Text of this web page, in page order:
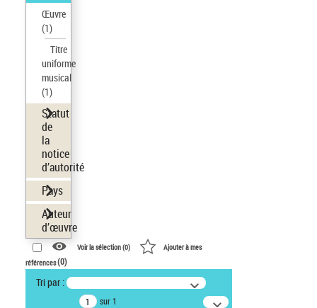
Œuvre
(1)
Titre
uniforme
musical
(1)
Statut
de
la
notice
d’autorité
Pays
Auteur
d’œuvre
Voir la sélection (0)
Ajouter à mes
références(0)
Tri par :
sur 1